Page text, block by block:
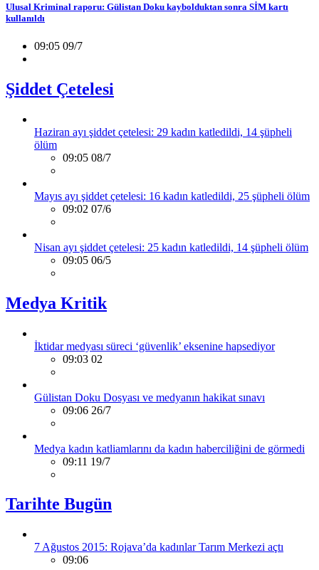
Ulusal Kriminal raporu: Gülistan Doku kaybolduktan sonra SİM kartı
kullanıldı
09:05 09/7
Şiddet Çetelesi
Haziran ayı şiddet çetelesi: 29 kadın katledildi, 14 şüpheli
ölüm
09:05 08/7
Mayıs ayı şiddet çetelesi: 16 kadın katledildi, 25 şüpheli ölüm
09:02 07/6
Nisan ayı şiddet çetelesi: 25 kadın katledildi, 14 şüpheli ölüm
09:05 06/5
Medya Kritik
İktidar medyası süreci ‘güvenlik’ eksenine hapsediyor
09:03 02
Gülistan Doku Dosyası ve medyanın hakikat sınavı
09:06 26/7
Medya kadın katliamlarını da kadın haberciliğini de görmedi
09:11 19/7
Tarihte Bugün
7 Ağustos 2015: Rojava’da kadınlar Tarım Merkezi açtı
09:06